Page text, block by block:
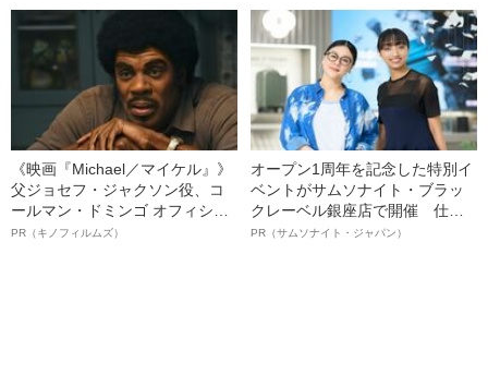
ト”が生み出した徹底ケアとは
《映画『Michael／マイケル』》
父ジョセフ・ジャクソン役、コ
ールマン・ドミンゴ オフィシャ
ルインタビュー“観客を魅了した
PR（キノフィルムズ）
オープン1周年を記念した特別イ
ベントがサムソナイト・ブラッ
クレーベル銀座店で開催 仕事
も人生も自分らしく～笑顔あふ
PR（サムソナイト・ジャパン）